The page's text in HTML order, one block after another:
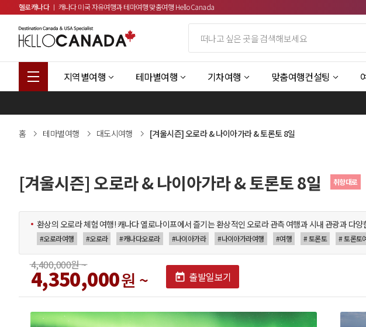
헬로캐나다 ㅣ 캐나다 미국 자유여행과 테마여행 맞춤여행 HelloCanada
지역별여행 테마별여행 기차여행 맞춤여행컨설팅
홈 테마별여행 대도시여행 [겨울시즌] 오로라 & 나이아가라 & 토론토 8일
[겨울시즌] 오로라 & 나이아가라 & 토론토 8일 취향대로
환상의 오로라 체험 여행! 캐나다 옐로나이프에서 즐기는 환상적인 오로라 관측 여행과 시내 관광과 다
#오로라여행 #오로라 #캐나다오로라 #나이아가라 #나이아가라여행 #여행 # 토론토 # 토론토
4,400,000원 ~
4,350,000원 ~ 출발일보기